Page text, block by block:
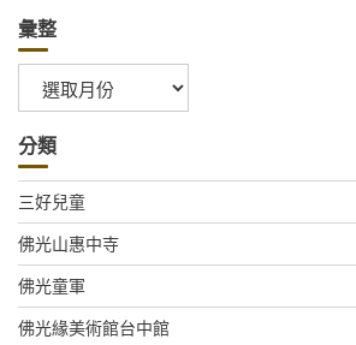
彙整
整
分類
三好兒童
佛光山惠中寺
佛光童軍
佛光緣美術館台中館